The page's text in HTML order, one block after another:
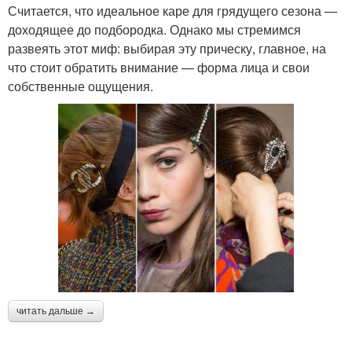
Считается, что идеальное каре для грядущего сезона —
доходящее до подбородка. Однако мы стремимся
развеять этот миф: выбирая эту прическу, главное, на
что стоит обратить внимание — форма лица и свои
собственные ощущения.
читать дальше →